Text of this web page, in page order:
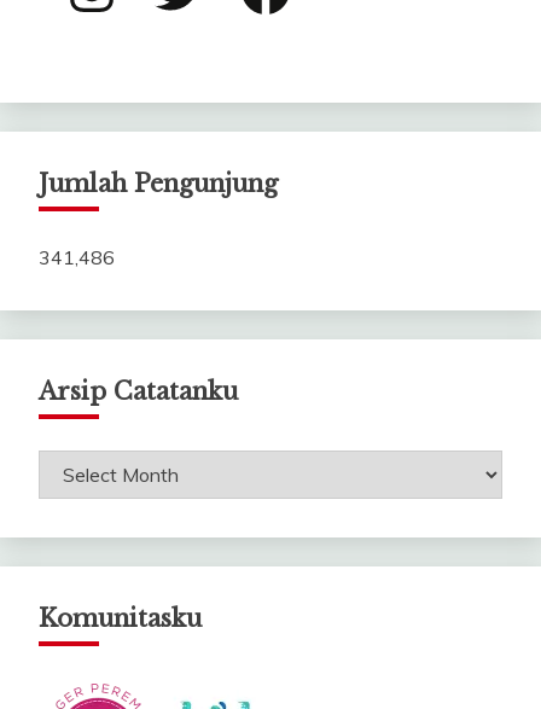
Jumlah Pengunjung
341,486
Arsip Catatanku
Arsip
Komunitasku